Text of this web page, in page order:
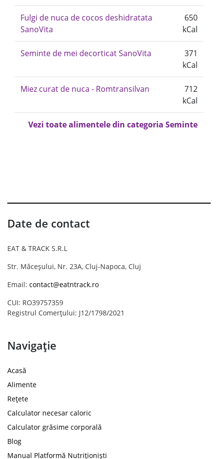
Fulgi de nuca de cocos deshidratata
SanoVita
650
kCal
Seminte de mei decorticat SanoVita
371
kCal
Miez curat de nuca - Romtransilvan
712
kCal
Vezi toate alimentele din categoria Seminte
Date de contact
EAT & TRACK S.R.L
Str. Măceșului, Nr. 23A, Cluj-Napoca, Cluj
Email: contact@eatntrack.ro
CUI: RO39757359
Registrul Comerțului: J12/1798/2021
Navigație
Acasă
Alimente
Rețete
Calculator necesar caloric
Calculator grăsime corporală
Blog
Manual Platformă Nutriționiști